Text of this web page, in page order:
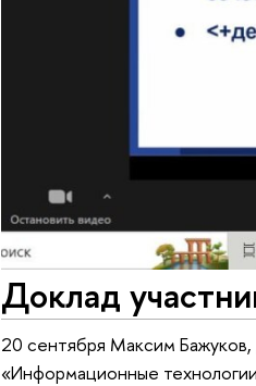
Доклад
20 сентября Максим
«Информационные